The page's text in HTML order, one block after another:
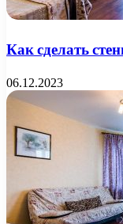
Как сделать
06.12.2023